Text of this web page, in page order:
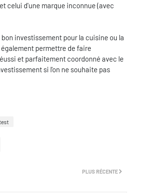
celui d'une marque inconnue (avec
investissement pour la cuisine ou la
permettre de faire
et parfaitement coordonné avec le
si l'on ne souhaite pas
PLUS RÉCENTE